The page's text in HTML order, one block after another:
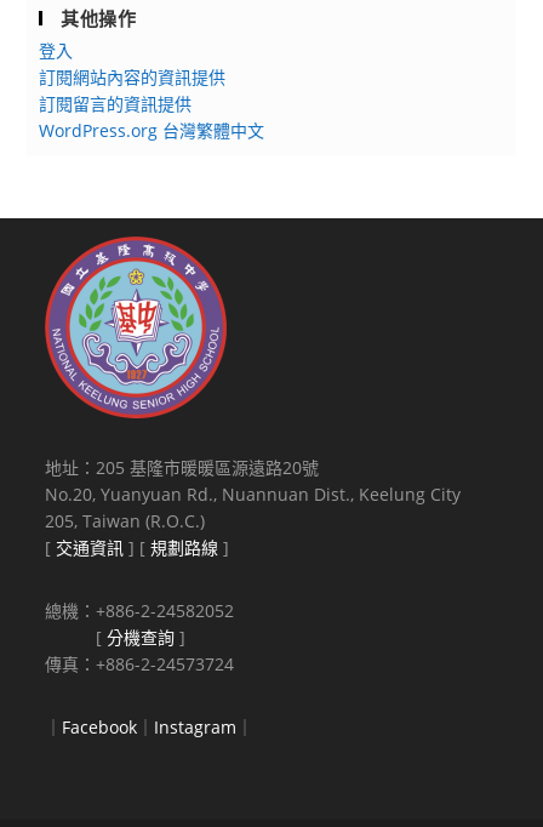
其他操作
登入
訂閱網站內容的資訊提供
訂閱留言的資訊提供
WordPress.org 台灣繁體中文
地址：205 基隆市暖暖區源遠路20號
No.20, Yuanyuan Rd., Nuannuan Dist., Keelung City
205, Taiwan (R.O.C.)
[ 交通資訊 ] [規劃路線 ]
總機：+886-2-24582052
[分機查詢 ]
傳真：+886-2-24573724
｜ Facebook ｜ Instagram ｜